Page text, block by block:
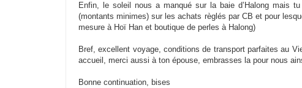
Enfin, le soleil nous a manqué sur la baie d’Halong mais
(montants minimes) sur les achats règlés par CB et pour
mesure à Hoï Han et boutique de perles à Halong)
Bref, excellent voyage, conditions de transport parfaites au
accueil, merci aussi à ton épouse, embrasses la pour nous
Bonne continuation, bises